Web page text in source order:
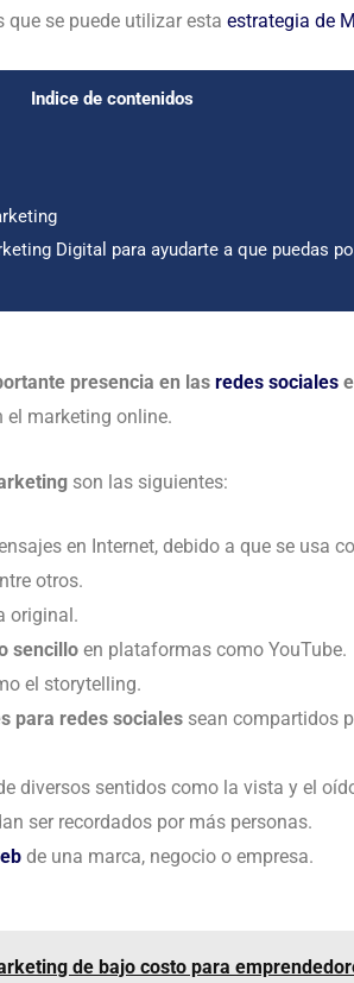
que se puede utilizar estaestrategia de
Indice de contenidos
Digital para ayudarte a que puedas
presencia en lasredes sociales
el marketing online.
son las siguientes:
en Internet, debido a que se usa
otros.
original.
sencilloen plataformas como YouTube.
el storytelling.
para redes sociales sean compartidos
diversos sentidos como la vista y el
ser recordados por más personas.
de una marca, negocio o empresa.
de bajo costo para